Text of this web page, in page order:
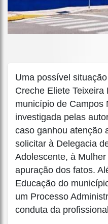
Uma possível
Creche Eliete
município de Campos
investigada pelas
caso ganhou atenção
solicitar à Delegacia
Adolescente, à
apuração dos fatos.
Educação do
um Processo
conduta da